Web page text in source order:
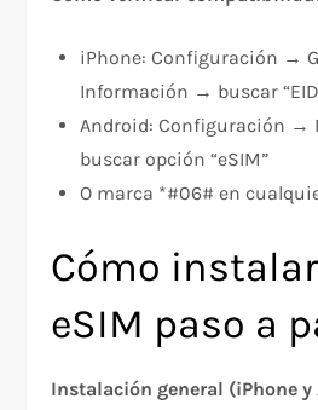
iPhone: Configuración →
Información → buscar
Android: Configuración →
buscar opción “eSIM”​
O marca *#06# en
Cómo
eSIM paso a
Instalación general (iPhone